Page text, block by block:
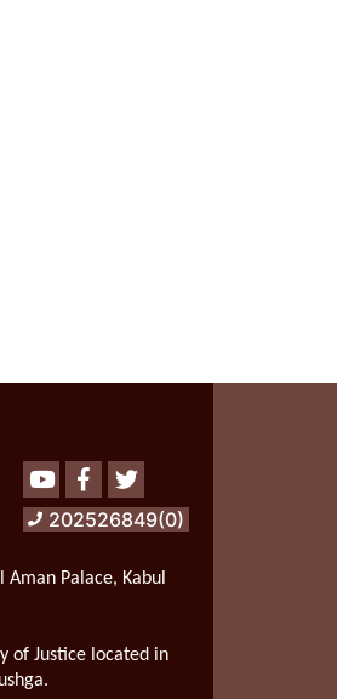
YoutubeFacebookTwitter
202526849(0)
Palace, Kabul
of Justice located in